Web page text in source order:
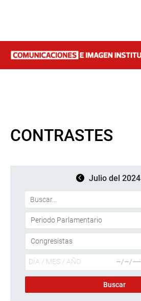
CONTRASTES
Julio del 2024